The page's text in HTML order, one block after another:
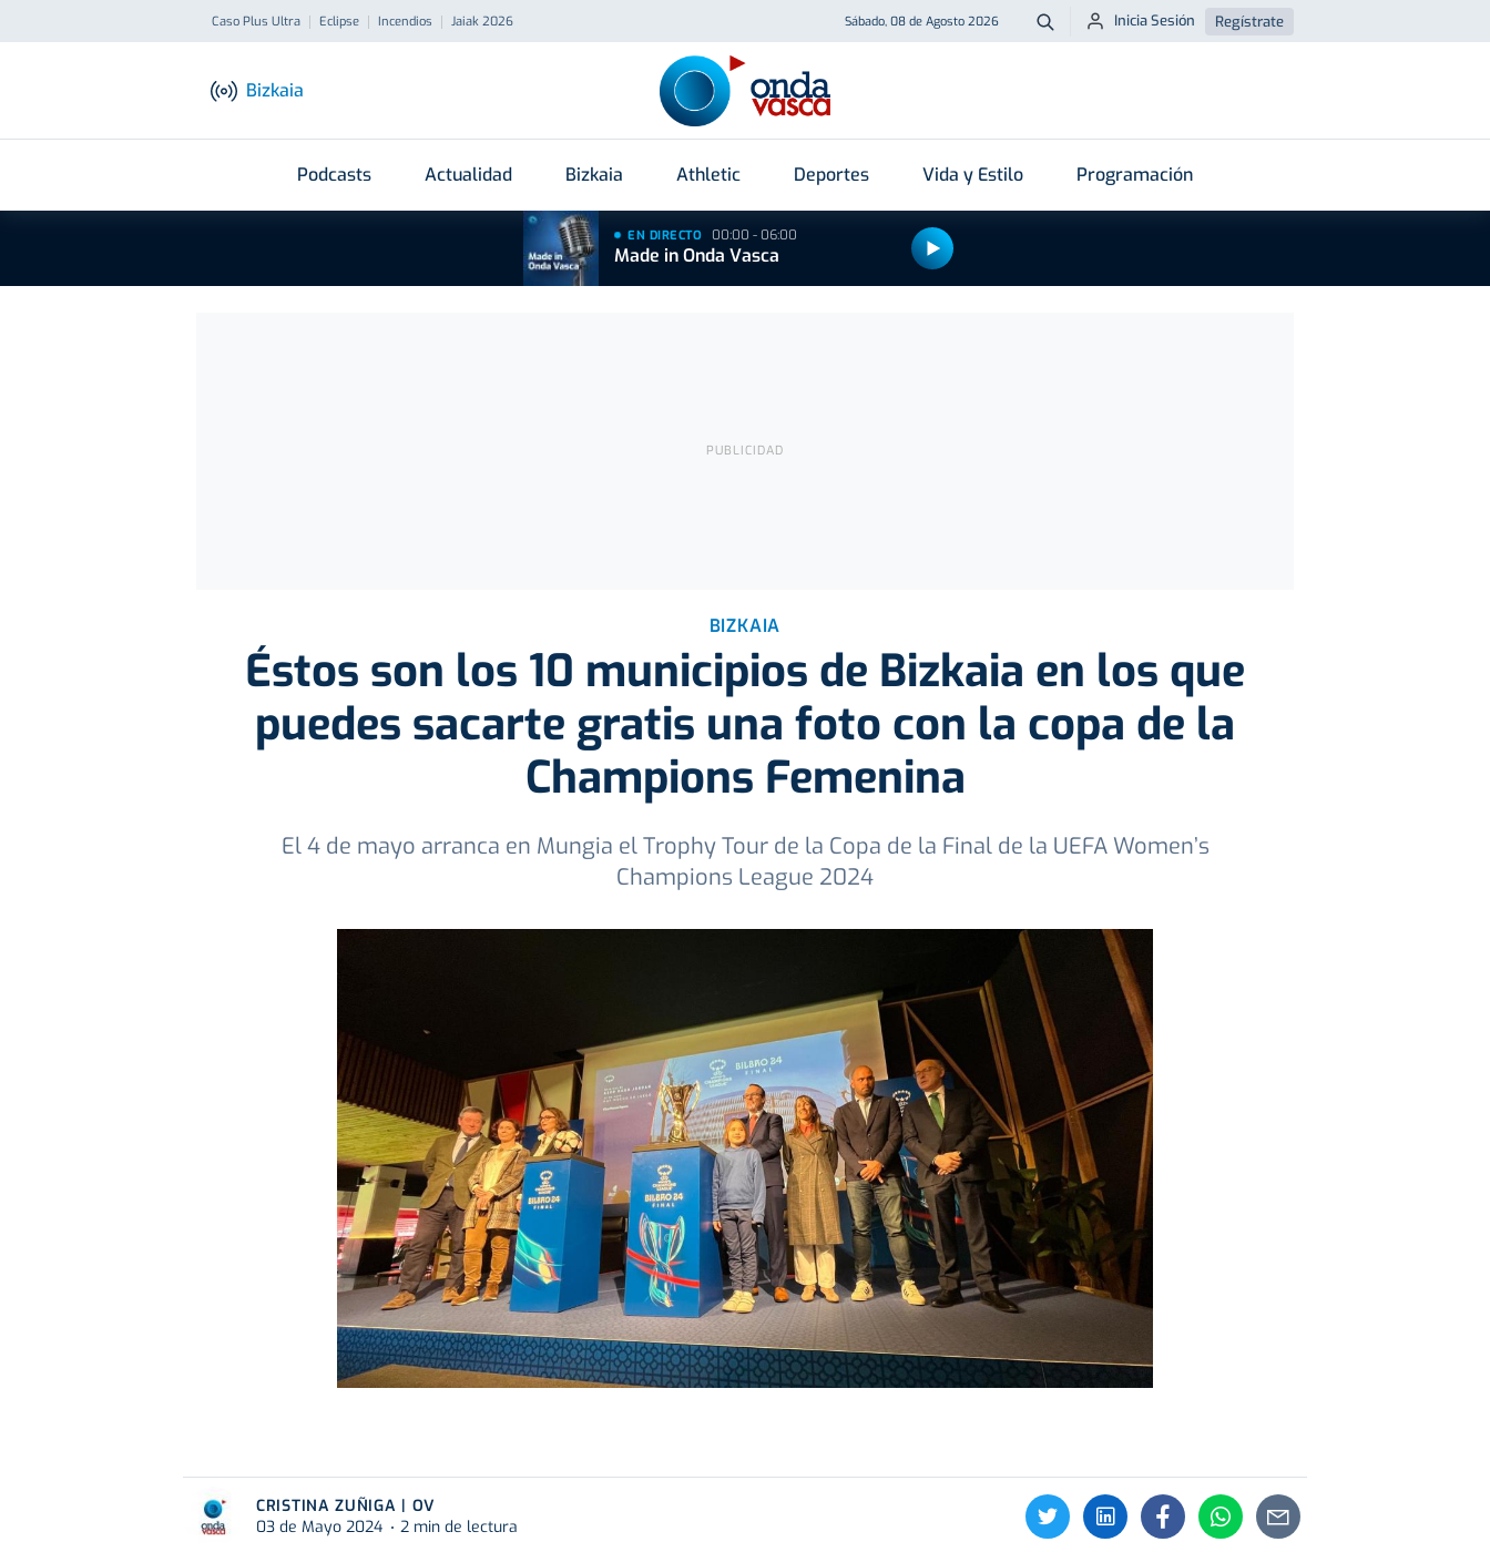
Caso Plus Ultra Eclipse Incendios Jaiak 2026 Sábado, 08 de Agosto 2026 Buscar
Inicia Sesión Regístrate
Bizkaia
Podcasts Actualidad Bizkaia Athletic Deportes Vida y Estilo Programación
EN DIRECTO 00:00 - 06:00
Made in Onda Vasca
BIZKAIA
Éstos son los 10 municipios de Bizkaia en los que
puedes sacarte gratis una foto con la copa de la
Champions Femenina
El 4 de mayo arranca en Mungia el Trophy Tour de la Copa de la Final de la UEFA Women’s
Champions League 2024
CRISTINA ZUÑIGA | OV
03 de Mayo 2024
2 min de lectura